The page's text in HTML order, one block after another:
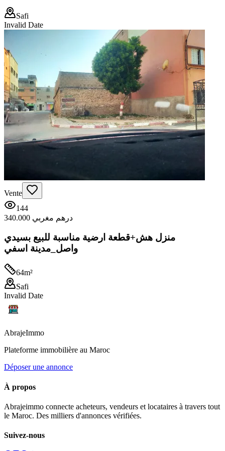
Safi
Invalid Date
Vente
144
340.000 درهم مغربي
منزل هش+قطعة ارضية مناسبة للبيع بسيدي
واصل_مدينة اسفي
64m²
Safi
Invalid Date
AbrajeImmo
Plateforme immobilière au Maroc
Déposer une annonce
À propos
Abrajeimmo connecte acheteurs, vendeurs et locataires à travers tout
le Maroc. Des milliers d'annonces vérifiées.
Suivez-nous